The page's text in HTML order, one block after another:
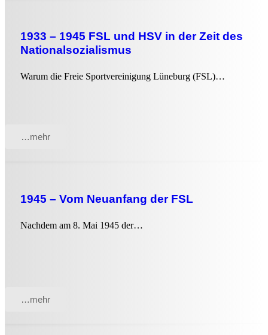
1933 – 1945 FSL und HSV in der Zeit des
Nationalsozialismus
Warum die Freie Sportvereinigung Lüneburg (FSL)…
…mehr
1945 – Vom Neuanfang der FSL
Nachdem am 8. Mai 1945 der…
…mehr